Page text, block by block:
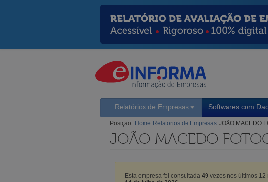
Relatórios de Empresas Softwares com
Posição: Home Relatórios de Empresas JOÃO MACEDO
JOÃO MACEDO
Esta empresa foi consultada 49 vezes nos últimos 12